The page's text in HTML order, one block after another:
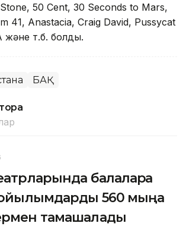
50 Cent, 30 Seconds to Mars,
41, Anastacia, Craig David, Pussycat
және т.б. болды.
БАҚ
балаларға
560 мыңға
тамашалады